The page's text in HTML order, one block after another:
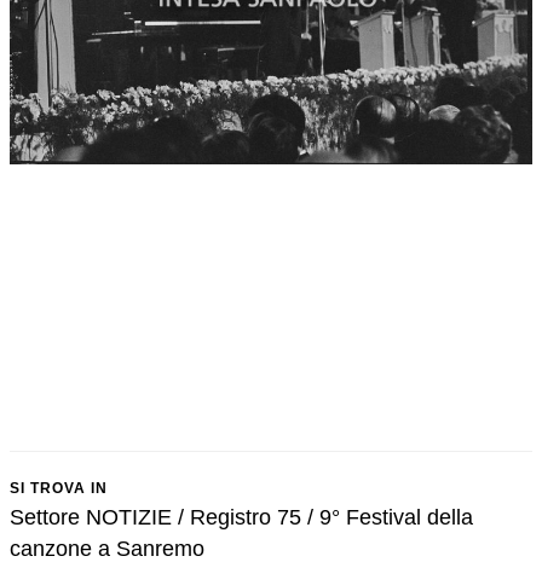
SI TROVA IN
Settore NOTIZIE / Registro 75 / 9° Festival della
canzone a Sanremo